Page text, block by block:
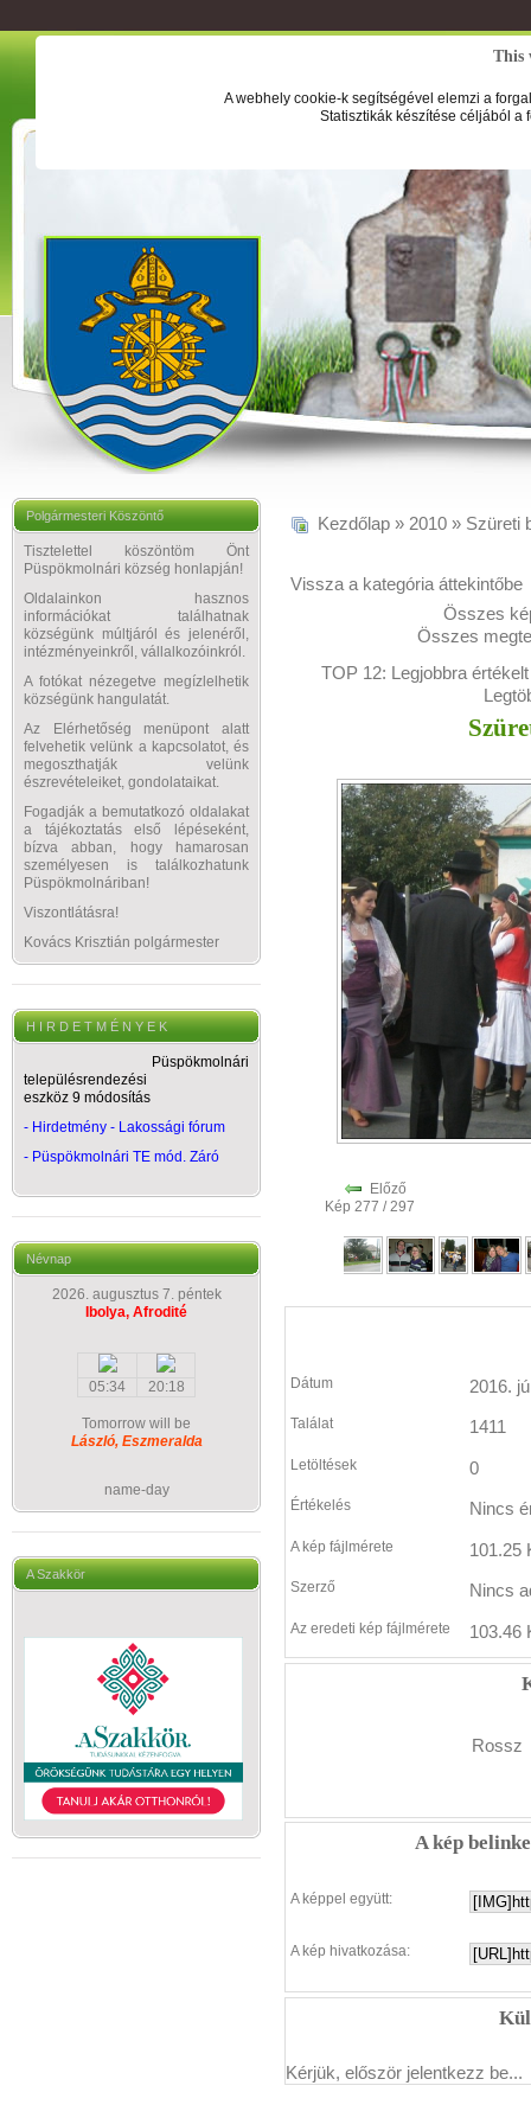
This
A webhely cookie-k segítségével elemzi a
Statisztikák készítése céljából a
Polgármesteri Köszöntő
Tisztelettel köszöntöm Önt
Püspökmolnári község honlapján!
Oldalainkon hasznos
információkat találhatnak
községünk múltjáról és jelenéről,
intézményeinkről, vállalkozóinkról.
A fotókat nézegetve megízlelhetik
községünk hangulatát.
Az Elérhetőség menüpont alatt
felvehetik velünk a kapcsolatot, és
megoszthatják velünk
észrevételeiket, gondolataikat.
Fogadják a bemutatkozó oldalakat
a tájékoztatás első lépéseként,
bízva abban, hogy hamarosan
személyesen is találkozhatunk
Püspökmolnáriban!
Viszontlátásra!
Kovács Krisztián polgármester
H I R D E T M É N Y E K
Püspökmolnári
településrendezési
eszköz 9 módosítás
- Hirdetmény - Lakossági fórum
- Püspökmolnári TE mód. Záró
Névnap
2026. augusztus 7. péntek
Ibolya, Afrodité
05:34 20:18
Tomorrow will be
László, Eszmeralda
name-day
A Szakkör
Kezdőlap » 2010 » Szüreti
Vissza a kategória áttekintőbe
Összes
Összes
TOP 12: Legjobbra értékelt
Előző
Kép 277 / 297
Dátum 2016.
Találat 1411
Letöltések 0
Értékelés Nincs
A kép fájlmérete 101.25
Szerző Nincs
Az eredeti kép fájlmérete 103.46
Rossz
A kép
A képpel együtt:
A kép hivatkozása:
Kérjük, először jelentkezz be...